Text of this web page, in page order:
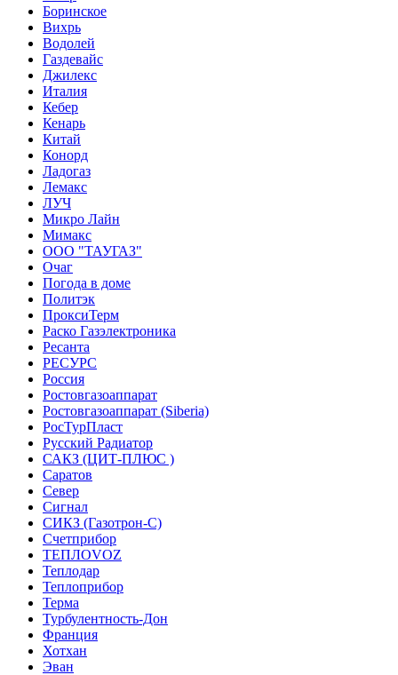
Боринское
Вихрь
Водолей
Газдевайс
Джилекс
Италия
Кебер
Кенарь
Китай
Конорд
Ладогаз
Лемакс
ЛУЧ
Микро Лайн
Мимакс
ООО "ТАУГАЗ"
Очаг
Погода в доме
Политэк
ПроксиТерм
Раско Газэлектроника
Ресанта
РЕСУРС
Россия
Ростовгазоаппарат
Ростовгазоаппарат (Siberia)
РосТурПласт
Русский Радиатор
САКЗ (ЦИТ-ПЛЮС )
Саратов
Север
Сигнал
СИКЗ (Газотрон-С)
Счетприбор
ТЕПЛОVOZ
Теплодар
Теплоприбор
Терма
Турбулентность-Дон
Франция
Хотхан
Эван